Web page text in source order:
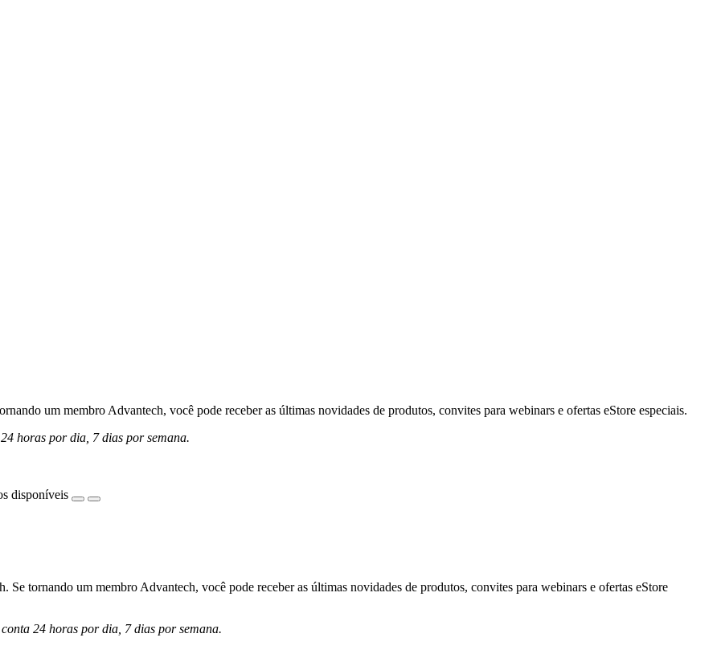
um membro Advantech, você pode receber as últimas novidades de produtos, convites para webinars e ofertas eStore especiais.
horas por dia, 7 dias por semana.
disponíveis
tornando um membro Advantech, você pode receber as últimas novidades de produtos, convites para webinars e ofertas eStore
24 horas por dia, 7 dias por semana.